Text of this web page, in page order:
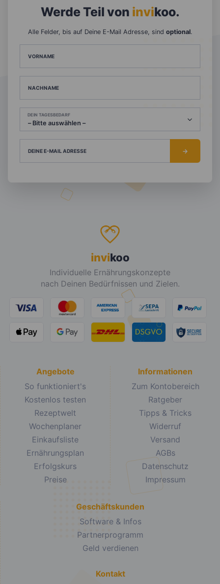
Werde Teil von invikoo.
Alle Felder, bis auf Deine E-Mail Adresse, sind optional.
VORNAME
NACHNAME
DEIN TAGESBEDARF
DEINE E-MAIL ADRESSE
invikoo
Individuelle Ernährungskonzepte
nach Deinen Bedürfnissen und Zielen.
Angebote
So funktioniert's
Kostenlos testen
Rezeptwelt
Wochenplaner
Einkaufsliste
Ernährungsplan
Erfolgskurs
Preise
Informationen
Zum Kontobereich
Ratgeber
Tipps & Tricks
Widerruf
Versand
AGBs
Datenschutz
Impressum
Geschäftskunden
Software & Infos
Partnerprogramm
Geld verdienen
Kontakt